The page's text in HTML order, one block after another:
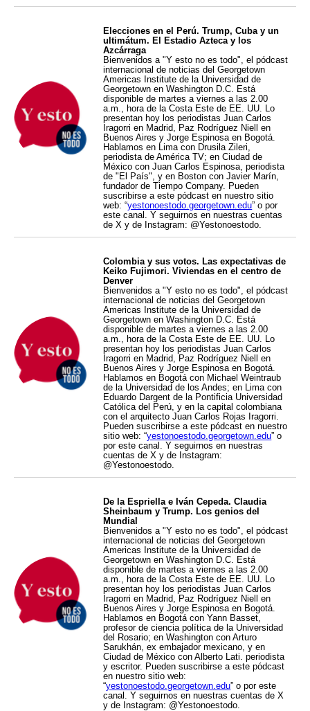
Elecciones en el Perú. Trump, Cuba y un
ultimátum. El Estadio Azteca y los
Azcárraga
Bienvenidos a "Y esto no es todo", el pódcast
internacional de noticias del Georgetown
Americas Institute de la Universidad de
Georgetown en Washington D.C. Está
disponible de martes a viernes a las 2.00
a.m., hora de la Costa Este de EE. UU. Lo
presentan hoy los periodistas Juan Carlos
Iragorri en Madrid, Paz Rodríguez Niell en
Buenos Aires y Jorge Espinosa en Bogotá.
Hablamos en Lima con Drusila Zileri,
periodista de América TV; en Ciudad de
México con Juan Carlos Espinosa, periodista
de "El País", y en Boston con Javier Marín,
fundador de Tiempo Company. Pueden
suscribirse a este pódcast en nuestro sitio
web: “yestonoestodo.georgetown.edu” o por
este canal. Y seguirnos en nuestras cuentas
de X y de Instagram: @Yestonoestodo.
Colombia y sus votos. Las expectativas de
Keiko Fujimori. Viviendas en el centro de
Denver
Bienvenidos a "Y esto no es todo", el pódcast
internacional de noticias del Georgetown
Americas Institute de la Universidad de
Georgetown en Washington D.C. Está
disponible de martes a viernes a las 2.00
a.m., hora de la Costa Este de EE. UU. Lo
presentan hoy los periodistas Juan Carlos
Iragorri en Madrid, Paz Rodríguez Niell en
Buenos Aires y Jorge Espinosa en Bogotá.
Hablamos en Bogotá con Michael Weintraub
de la Universidad de los Andes; en Lima con
Eduardo Dargent de la Pontificia Universidad
Católica del Perú, y en la capital colombiana
con el arquitecto Juan Carlos Rojas Iragorri.
Pueden suscribirse a este pódcast en nuestro
sitio web: “yestonoestodo.georgetown.edu” o
por este canal. Y seguirnos en nuestras
cuentas de X y de Instagram:
@Yestonoestodo.
De la Espriella e Iván Cepeda. Claudia
Sheinbaum y Trump. Los genios del
Mundial
Bienvenidos a "Y esto no es todo", el pódcast
internacional de noticias del Georgetown
Americas Institute de la Universidad de
Georgetown en Washington D.C. Está
disponible de martes a viernes a las 2.00
a.m., hora de la Costa Este de EE. UU. Lo
presentan hoy los periodistas Juan Carlos
Iragorri en Madrid, Paz Rodríguez Niell en
Buenos Aires y Jorge Espinosa en Bogotá.
Hablamos en Bogotá con Yann Basset,
profesor de ciencia política de la Universidad
del Rosario; en Washington con Arturo
Sarukhán, ex embajador mexicano, y en
Ciudad de México con Alberto Lati. periodista
y escritor. Pueden suscribirse a este pódcast
en nuestro sitio web:
“yestonoestodo.georgetown.edu” o por este
canal. Y seguirnos en nuestras cuentas de X
y de Instagram: @Yestonoestodo.